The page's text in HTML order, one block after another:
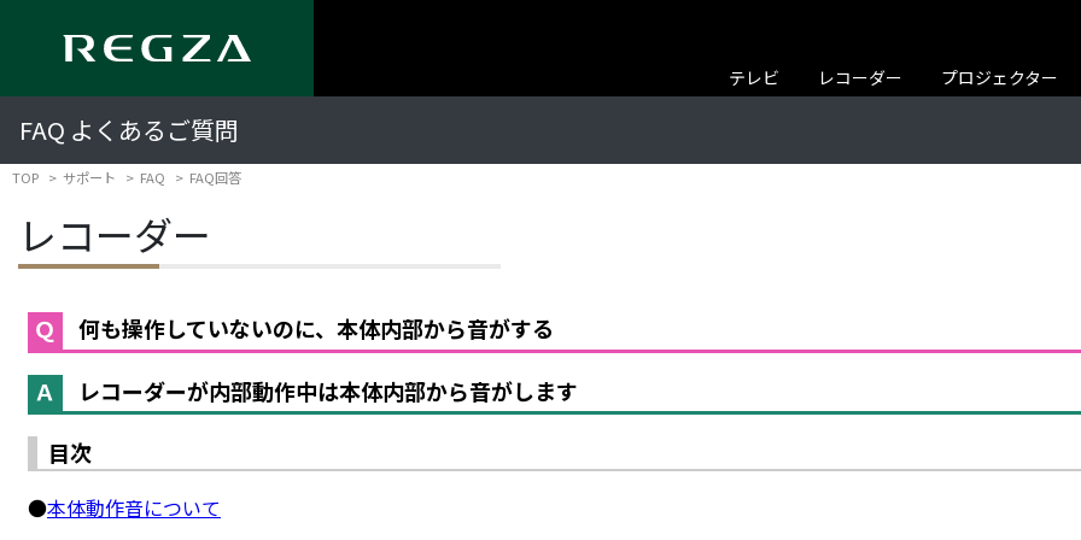
テレビ レコーダー プロジェクター
FAQ よくあるご質問
TOP サポート FAQ FAQ回答
レコーダー